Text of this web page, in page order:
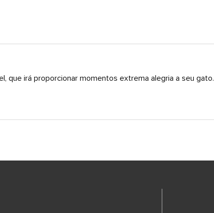
que irá proporcionar momentos extrema alegria a seu gato.